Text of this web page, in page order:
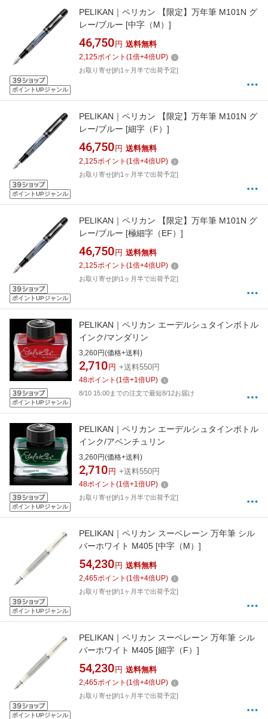
ポイントUPジャンル
PELIKAN｜ペリカン 【限定】万年筆 M101N グ
レー/ブルー [中字（M）]
46,750 円 送料無料
2,125ポイント (1倍+4倍UP)
お取り寄せ[約1ヶ月半で出荷予定]
ポイントUPジャンル
PELIKAN｜ペリカン 【限定】万年筆 M101N グ
レー/ブルー [細字（F）]
46,750 円 送料無料
2,125ポイント (1倍+4倍UP)
お取り寄せ[約1ヶ月半で出荷予定]
ポイントUPジャンル
PELIKAN｜ペリカン 【限定】万年筆 M101N グ
レー/ブルー [極細字（EF）]
46,750 円 送料無料
2,125ポイント (1倍+4倍UP)
お取り寄せ[約1ヶ月半で出荷予定]
ポイントUPジャンル
PELIKAN｜ペリカン エーデルシュタインボトル
インク/マンダリン
3,260円(価格+送料)
2,710 円 +送料550円
48ポイント (1倍+1倍UP)
8/10 15:00までの注文で最短8/12お届け
ポイントUPジャンル
PELIKAN｜ペリカン エーデルシュタインボトル
インク/アベンチュリン
3,260円(価格+送料)
2,710 円 +送料550円
48ポイント (1倍+1倍UP)
お取り寄せ[約1ヶ月半で出荷予定]
ポイントUPジャンル
PELIKAN｜ペリカン スーベレーン 万年筆 シル
バーホワイト M405 [中字（M）]
54,230 円 送料無料
2,465ポイント (1倍+4倍UP)
お取り寄せ[約1ヶ月半で出荷予定]
ポイントUPジャンル
PELIKAN｜ペリカン スーベレーン 万年筆 シル
バーホワイト M405 [細字（F）]
54,230 円 送料無料
2,465ポイント (1倍+4倍UP)
お取り寄せ[約1ヶ月半で出荷予定]